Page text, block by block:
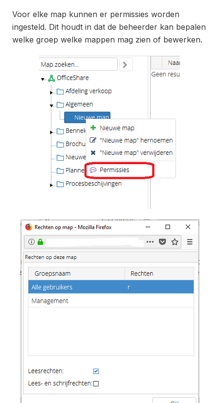
Voor elke map kunnen er permissies worden
ingesteld. Dit houdt in dat de beheerder kan bepalen
welke groep welke mappen mag zien of bewerken.